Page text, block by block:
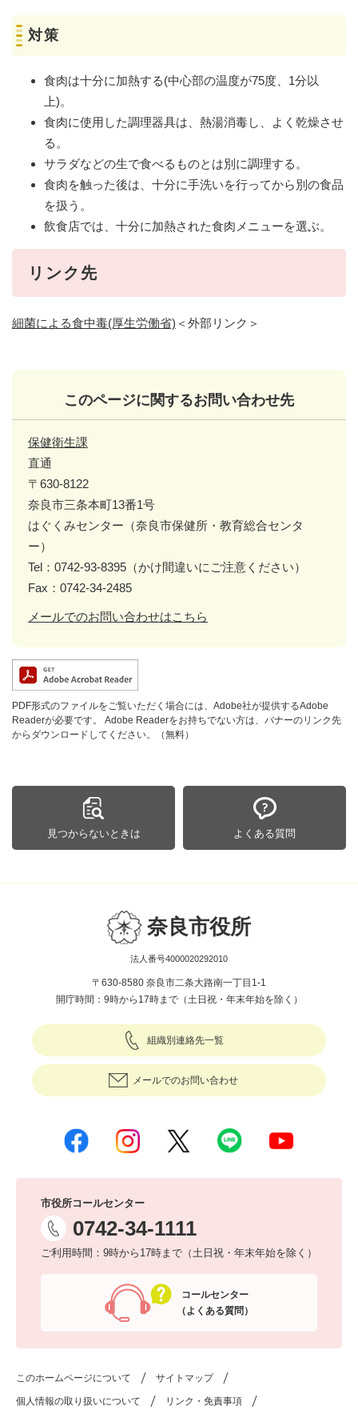
対策
食肉は十分に加熱する(中心部の温度が75度、1分以
上)。
食肉に使用した調理器具は、熱湯消毒し、よく乾燥させ
る。
サラダなどの生で食べるものとは別に調理する。
食肉を触った後は、十分に手洗いを行ってから別の食品
を扱う。
飲食店では、十分に加熱された食肉メニューを選ぶ。
リンク先
細菌による食中毒(厚生労働省) ＜外部リンク＞
このページに関するお問い合わせ先
保健衛生課
直通
〒630-8122
奈良市三条本町13番1号
はぐくみセンター（奈良市保健所・教育総合センタ
ー）
Tel：0742-93-8395（かけ間違いにご注意ください）
Fax：0742-34-2485
メールでのお問い合わせはこちら
PDF形式のファイルをご覧いただく場合には、Adobe社が提供するAdobe
Readerが必要です。
Adobe Readerをお持ちでない方は、バナーのリンク先
からダウンロードしてください。（無料）
見つからないときは よくある質問
奈良市役所
法人番号4000020292010
〒630-8580 奈良市二条大路南一丁目1-1
開庁時間：9時から17時まで（土日祝・年末年始を除く）
組織別連絡先一覧
メールでのお問い合わせ
市役所コールセンター
0742-34-1111
ご利用時間：9時から17時まで（土日祝・年末年始を除く）
コールセンター
（よくある質問）
このホームページについて サイトマップ
個人情報の取り扱いについて リンク・免責事項